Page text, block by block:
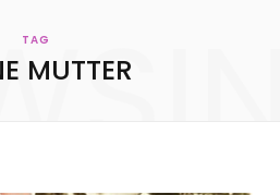
TAG
MUTTER